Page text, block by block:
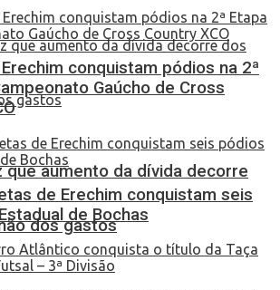
que aumento da dívida decorre
dos gastos
conquistam pódios na 2ª
Gaúcho de Cross
de Erechim conquistam seis
de Bochas